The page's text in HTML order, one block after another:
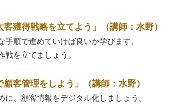
獲得戦略を立てよう」（講師：水野）
順で進めていけば良いか学びます。
を立てましょう。
客管理をしよう」（講師：水野）
、顧客情報をデジタル化しましょう。